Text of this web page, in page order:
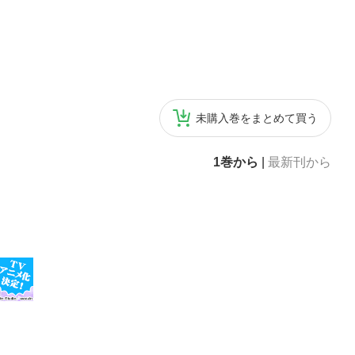
未購入巻をまとめて買う
1巻から 最新刊から